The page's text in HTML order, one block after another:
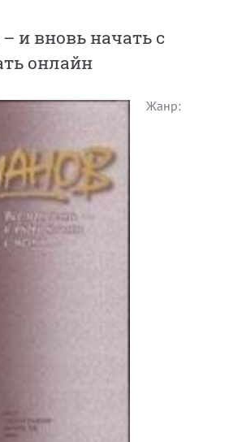
и вновь начать с
онлайн
Жанр: